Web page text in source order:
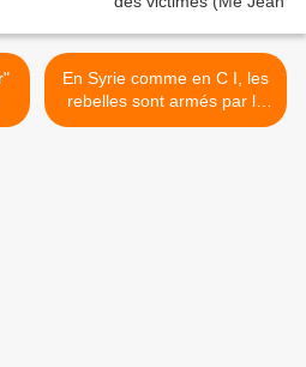
En Syrie comme en C I, les
rebelles sont armés par la
France... entre autres >